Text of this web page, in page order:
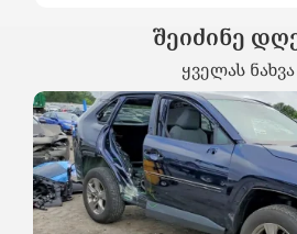
შეიძინე
ყველას ნახვა